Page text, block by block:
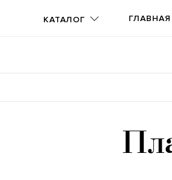
КАТАЛОГ ГЛАВНАЯ